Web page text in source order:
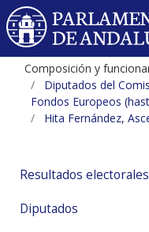
Composición y
Diputados del
Fondos Europeos
Hita Fernández,
Resultados electorales
Diputados